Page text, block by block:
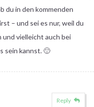
du in den kommenden
– und sei es nur, weil du
und vielleicht auch bei
sein kannst. 🙂
Reply